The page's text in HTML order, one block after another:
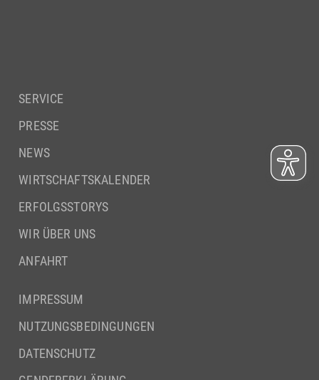
SERVICE
PRESSE
NEWS
WIRTSCHAFTSKALENDER
ERFOLGSSTORYS
WIR ÜBER UNS
ANFAHRT
IMPRESSUM
NUTZUNGSBEDINGUNGEN
DATENSCHUTZ